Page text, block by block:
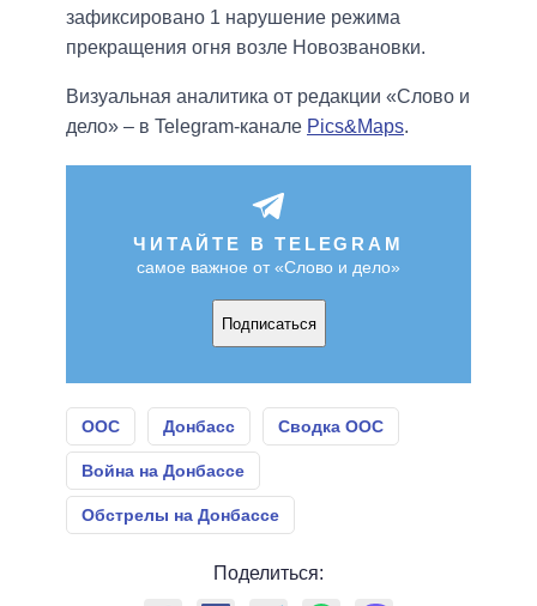
зафиксировано 1 нарушение режима
прекращения огня возле Новозвановки.
Визуальная аналитика от редакции «Слово и
дело» – в Telegram-канале Pics&Maps.
ЧИТАЙТЕ В TELEGRAM
самое важное от «Слово и дело»
Подписаться
ООС Донбасс Сводка ООС
Война на Донбассе
Обстрелы на Донбассе
Поделиться: